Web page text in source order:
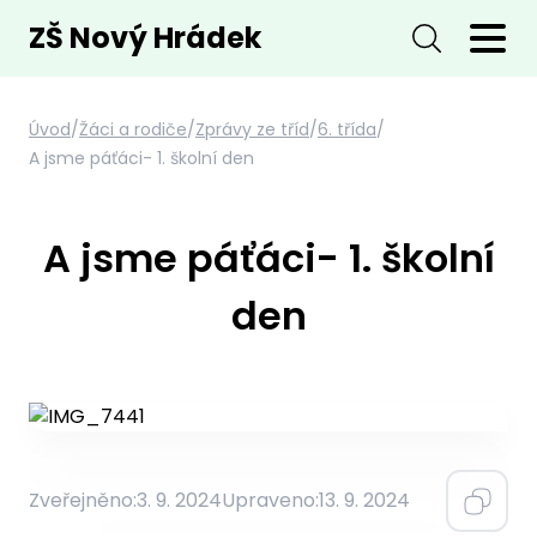
ZŠ Nový Hrádek
Úvod/Žáci a rodiče/Zprávy ze tříd/6. třída/
A jsme páťáci- 1. školní den
A jsme páťáci- 1. školní
den
Zveřejněno:3. 9. 2024Upraveno:13. 9. 2024